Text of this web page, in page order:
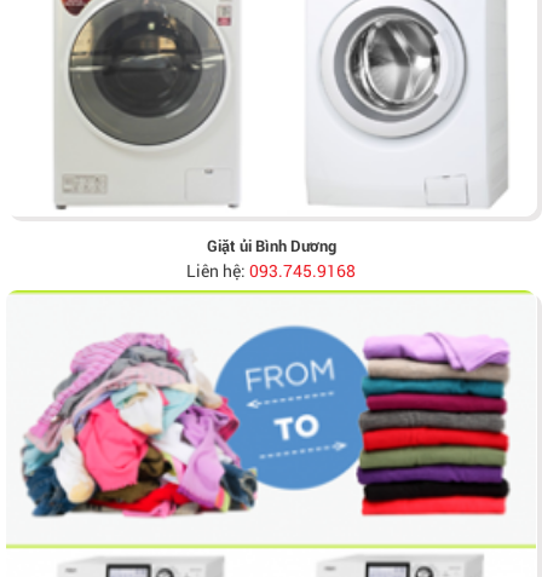
Giặt ủi Bình Dương
Liên hệ: 093.745.9168